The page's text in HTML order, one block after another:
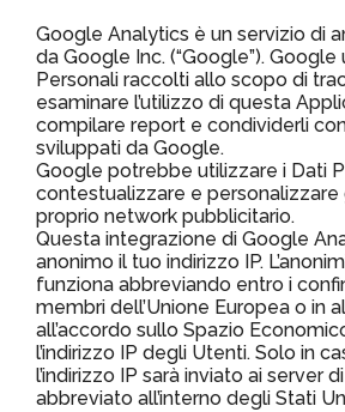
Google Analytics è un servizio di
da Google Inc. (“Google”). Google
Personali raccolti allo scopo di
esaminare l’utilizzo di questa
compilare report e condividerli
sviluppati da Google.
Google potrebbe utilizzare i Dati
contestualizzare e personalizzare
proprio network pubblicitario.
Questa integrazione di Google
anonimo il tuo indirizzo IP.
funziona abbreviando entro i
membri dell’Unione Europea o in
all’accordo sullo Spazio
l’indirizzo IP degli Utenti. Solo in
l’indirizzo IP sarà inviato ai server
abbreviato all’interno degli Stati